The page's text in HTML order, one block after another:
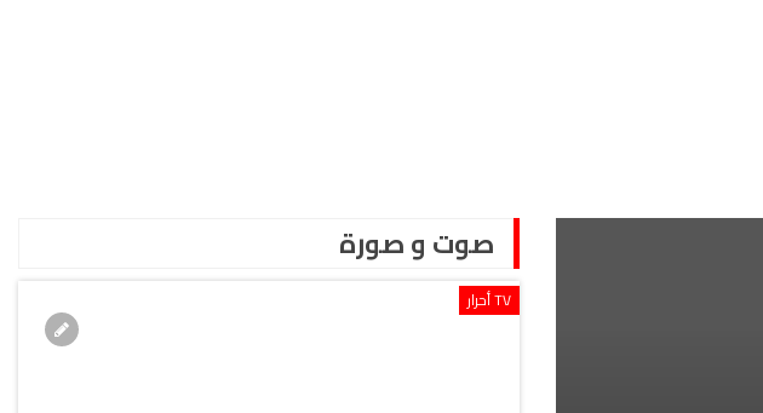
صوت و صورة
TV أحرار